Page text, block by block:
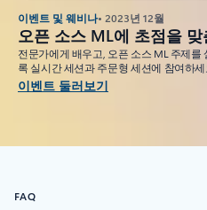
이벤트 및 웨비나• 2023년 12월
오픈 소스 ML에 초점을
전문가에게 배우고, 오픈 소스 ML 주제
록 실시간 세션과 주문형 세션에 참여하
이벤트 둘러보기
FAQ